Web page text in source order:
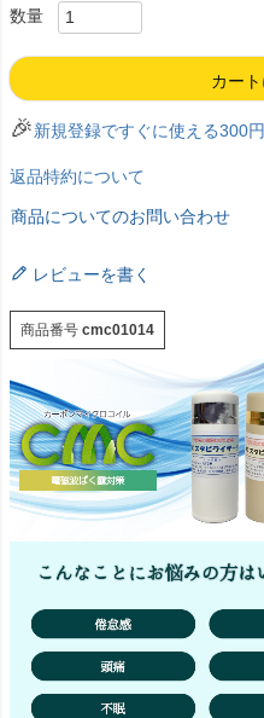
カー
🎉新規登録ですぐに使える300
返品特約について
商品についてのお問い合わせ
レビューを書く
商品番号 cmc01014